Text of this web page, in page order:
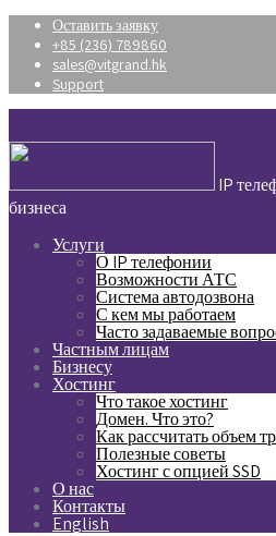
Оставить заявку
+85 (236) 789860
sales@vitgrand.hk
Support
IP
бизнеса
Услуги
О IP телефонии
Возможности АТС
Система автодозвона
С кем мы работаем
Часто задаваемые
Частным лицам
Бизнесу
Хостинг
Что такое хостинг
Домен. Что это?
Как рассчитать объем
Полезные советы
Хостинг с опцией SSD
О нас
Контакты
English